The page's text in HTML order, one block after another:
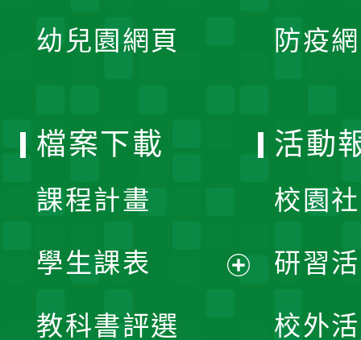
幼兒園網頁 防疫
檔案下載
課程計畫
學生課表
教科書評選
活動
校園
研習
校外